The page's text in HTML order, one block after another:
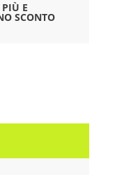
E
SCONTO